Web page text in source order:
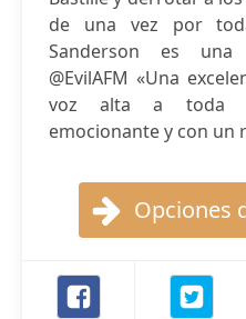
de una vez por
Sanderson es una
@EvilAFM «Una
voz alta a toda
emocionante y con un
Opciones